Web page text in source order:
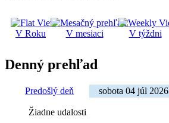
V Roku V mesiaci V týždni
Denný prehľad
Predošlý deň sobota 04 júl 2026
Žiadne udalosti